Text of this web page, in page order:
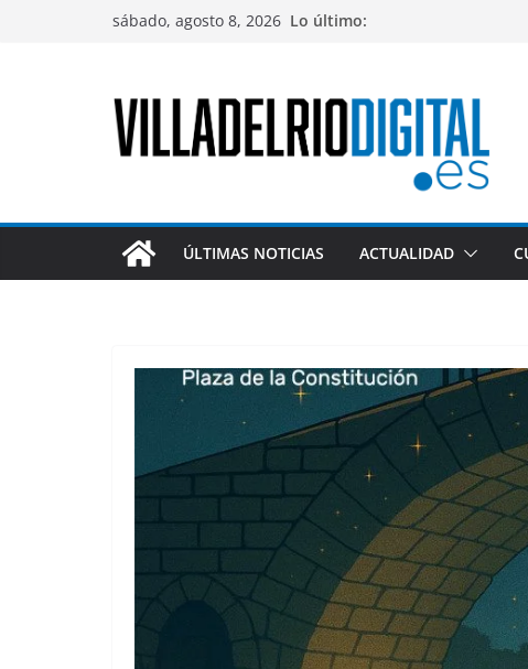
sábado, agosto 8, 2026 Lo último:
ÚLTIMAS NOTICIAS ACTUALIDAD